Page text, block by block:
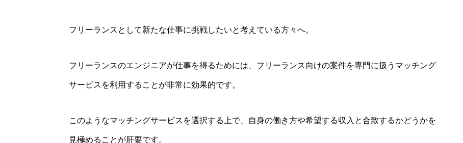
フリーランスとして新たな仕事に挑戦したいと考えている方々へ。
フリーランスのエンジニアが仕事を得るためには、フリーランス向けの案件を専門に扱うマッチング
サービスを利用することが非常に効果的です。
このようなマッチングサービスを選択する上で、自身の働き方や希望する収入と合致するかどうかを
見極めることが肝要です。